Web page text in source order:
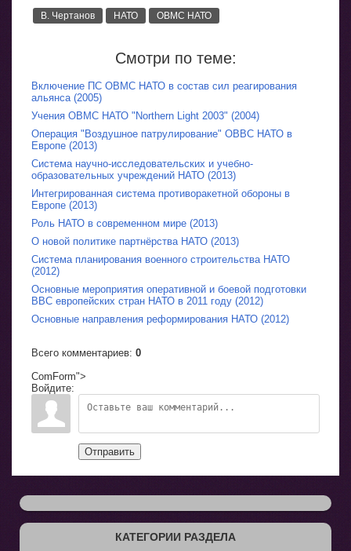
В. Чертанов НАТО ОВМС НАТО
Смотри по теме:
Включение ПС ОВМС НАТО в состав сил реагирования
альянса (2005)
Учения ОВМС НАТО "Northern Light 2003" (2004)
Операция "Воздушное патрулирование" ОВВС НАТО в
Европе (2013)
Система научно-исследовательских и учебно-
образовательных учреждений НАТО (2013)
Интегрированная система противоракетной обороны в
Европе (2013)
Роль НАТО в современном мире (2013)
О новой политике партнёрства НАТО (2013)
Система планирования военного строительства НАТО
(2012)
Основные мероприятия оперативной и боевой подготовки
ВВС европейских стран НАТО в 2011 году (2012)
Основные направления реформирования НАТО (2012)
Всего комментариев: 0
ComForm">
Войдите:
Отправить
КАТЕГОРИИ РАЗДЕЛА